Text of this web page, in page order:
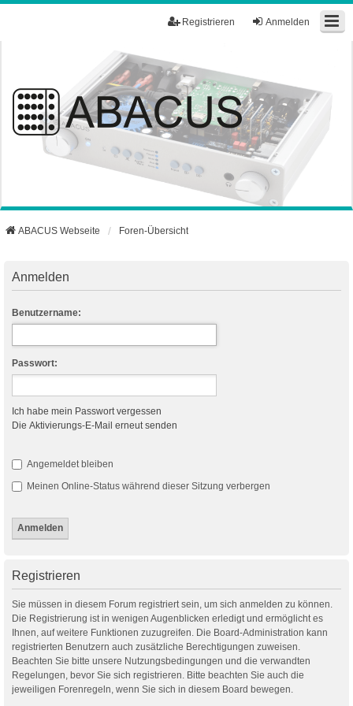
Anmelden
Registrieren
ABACUS Webseite Foren-Übersicht
Anmelden
Benutzername:
Passwort:
Ich habe mein Passwort vergessen
Die Aktivierungs-E-Mail erneut senden
Angemeldet bleiben
Meinen Online-Status während dieser Sitzung verbergen
Registrieren
Sie müssen in diesem Forum registriert sein, um sich anmelden zu können.
Die Registrierung ist in wenigen Augenblicken erledigt und ermöglicht es
Ihnen, auf weitere Funktionen zuzugreifen. Die Board-Administration kann
registrierten Benutzern auch zusätzliche Berechtigungen zuweisen.
Beachten Sie bitte unsere Nutzungsbedingungen und die verwandten
Regelungen, bevor Sie sich registrieren. Bitte beachten Sie auch die
jeweiligen Forenregeln, wenn Sie sich in diesem Board bewegen.